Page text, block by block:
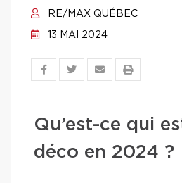
RE/MAX QUÉBEC
13 MAI 2024
Qu’est-ce qui
déco en 2024 ?